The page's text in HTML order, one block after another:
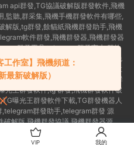
api群發,TG協議破解版群發軟件,飛機
監聽,群采集,飛機手機群發軟件有哪些,
解版,tg群發,餘貓紙飛機群發助手,飛機
軟件群發,飛機群發器,飛機群發器
群發工具,telegram 群發言,加群軟
機器人群發消息,群發軟件,tg群發器免
規則,telegram群發,telegram 群發,拉
,曝光王飛機群發軟件,telegram自動群
光王群發軟件,tg 群發,飛機群發軟件破
曝光王群發軟件下載,TG群發機器人
群發助手,telegram群發 源
解版,飛機群發協議,飛機群發器源
群發telegram,TG群發器
VIP 我的
作室】飛機頻道：
最新破解版）